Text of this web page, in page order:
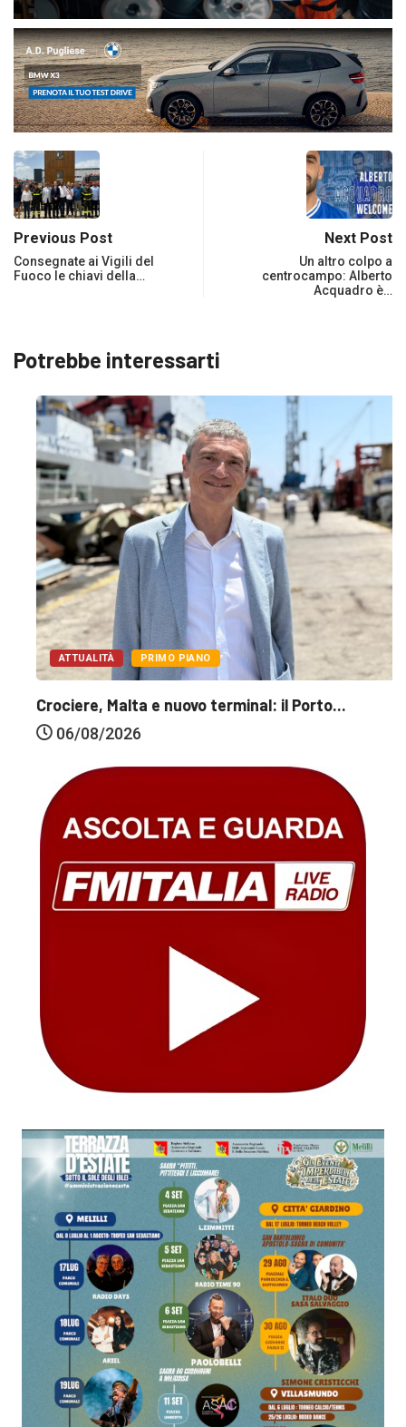
Previous Post
Consegnate ai Vigili del
Fuoco le chiavi della…
Next Post
Un altro colpo a
centrocampo: Alberto
Acquadro è…
Potrebbe interessarti
ATTUALITÀ PRIMO PIANO
Crociere, Malta e nuovo terminal: il Porto...
06/08/2026